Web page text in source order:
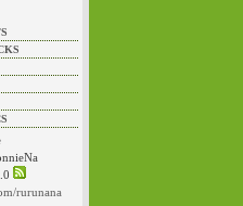
rurunana